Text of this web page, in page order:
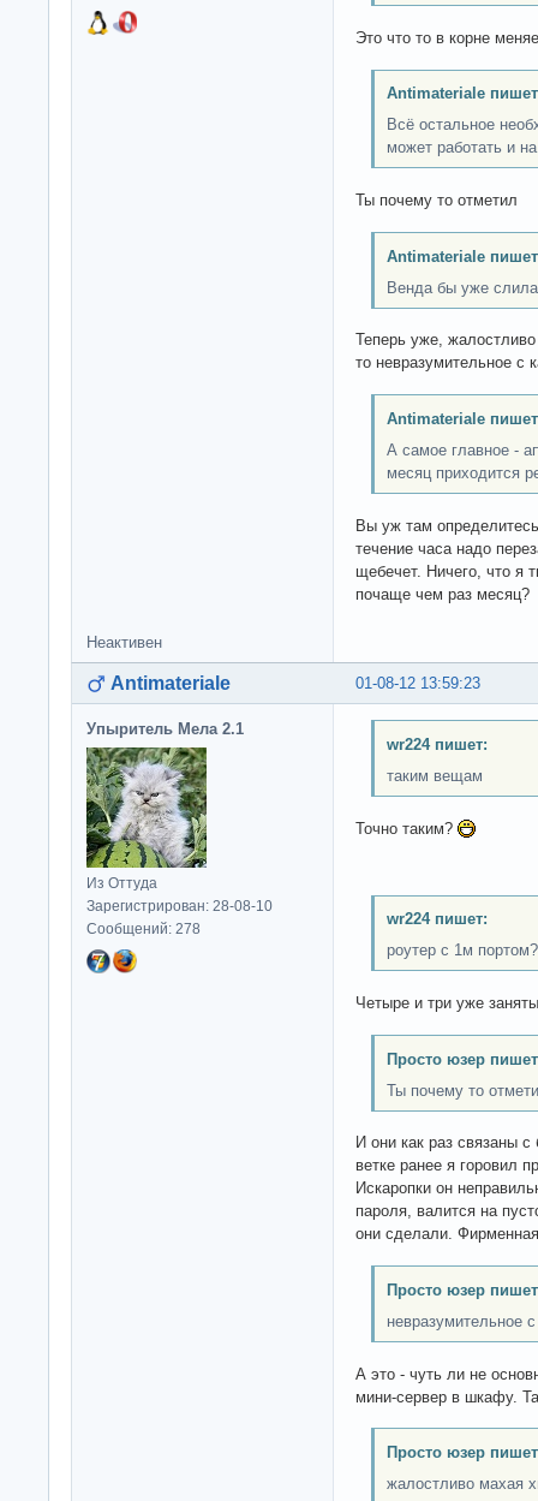
Это что то в корне
Antimateriale
Всё остальное
может работать и
Ты почему то отметил
Antimateriale
Венда бы уже
Теперь уже,
то невразумительное с
Antimateriale
А самое главное -
месяц приходится
Вы уж там
течение часа надо
щебечет. Ничего, что я
почаще чем раз месяц?
Неактивен
01-08-12 13:59:23
Antimateriale
Упыритель Мела 2.1
Из Оттуда
Зарегистрирован: 28-08-10
Сообщений: 278
wr224 пишет:
таким вещам
Точно таким?
wr224 пишет:
роутер с 1м портом?
Четыре и три уже
Просто юзер
Ты почему то
И они как раз связаны
ветке ранее я горовил
Искаропки он
пароля, валится на
они сделали.
Просто юзер
невразумительное
А это - чуть ли не
мини-сервер в шкафу.
Просто юзер
жалостливо махая